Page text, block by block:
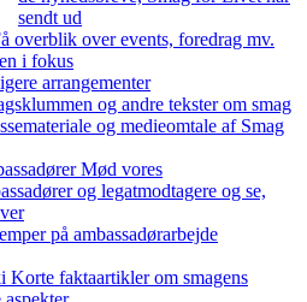
sendt ud
overblik over events, foredrag mv.
i fokus
arrangementer
og andre tekster om smag
og medieomtale af Smag
Mød vores
og legatmodtagere og se,
på ambassadørarbejde
Korte faktaartikler om smagens